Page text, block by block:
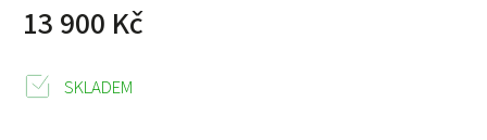
13 900 Kč
SKLADEM